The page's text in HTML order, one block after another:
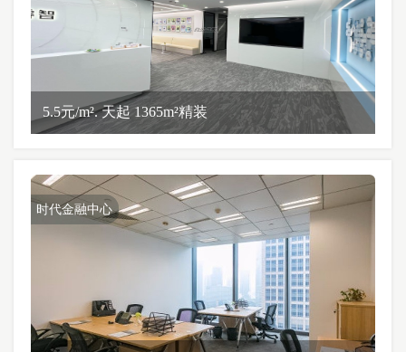
5.5元/m². 天起 1365m²精装
时代金融中心